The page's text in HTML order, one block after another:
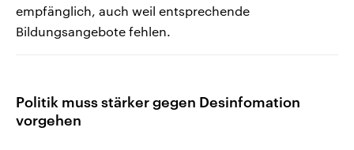
empfänglich, auch weil entsprechende
Bildungsangebote fehlen.
Politik muss stärker gegen Desinfomation
vorgehen